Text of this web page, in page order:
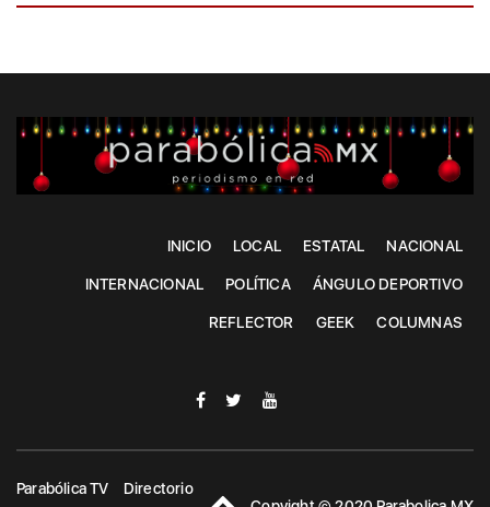
INICIO LOCAL ESTATAL NACIONAL
INTERNACIONAL POLÍTICA ÁNGULO DEPORTIVO
REFLECTOR GEEK COLUMNAS
Parabólica TV
Directorio